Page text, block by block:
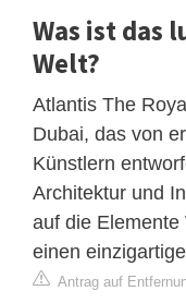
Was ist das
Welt?
Atlantis The
Dubai, das von
Künstlern
Architektur und
auf die Elemente
einen
Antrag auf